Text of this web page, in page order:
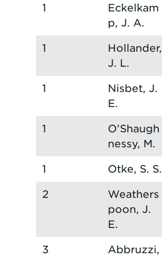
1
Eckelkam
p, J. A.
1
Hollander,
J. L.
1
Nisbet, J.
E.
1
O’Shaugh
nessy, M.
1 Otke, S. S.
2
Weathers
poon, J.
E.
3
Abbruzzi,